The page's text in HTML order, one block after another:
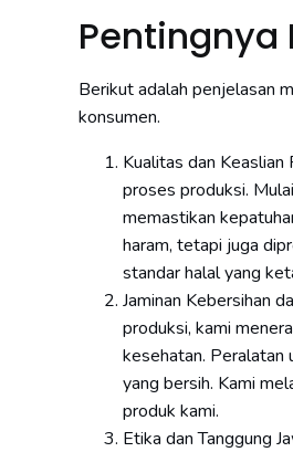
Pentingnya
Berikut adalah penjelasan
konsumen.
Kualitas dan
proses produksi.
memastikan
haram, tetapi juga
standar halal yang
Jaminan Kebersihan
produksi, kami
kesehatan. Peralatan
yang bersih. Kami
produk kami.
Etika dan Tanggung